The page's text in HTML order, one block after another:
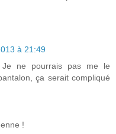
à 21:49
Je ne pourrais pas me le
ça serait compliqué
!